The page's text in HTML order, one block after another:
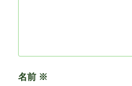
名前 ※